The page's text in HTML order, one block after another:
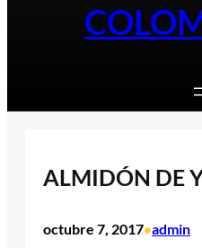
ALMIDÓN DE
octubre 7, 2017•admin